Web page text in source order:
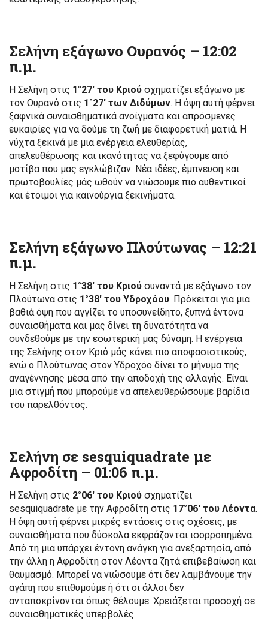
Σελήνη εξάγωνο Ουρανός – 12:02
π.μ.
Η Σελήνη στις 1°27′ του Κριού σχηματίζει εξάγωνο με
τον Ουρανό στις 1°27′ των Διδύμων. Η όψη αυτή φέρνει
ξαφνικά συναισθηματικά ανοίγματα και απρόσμενες
ευκαιρίες για να δούμε τη ζωή με διαφορετική ματιά. Η
νύχτα ξεκινά με μια ενέργεια ελευθερίας,
απελευθέρωσης και ικανότητας να ξεφύγουμε από
μοτίβα που μας εγκλώβιζαν. Νέα ιδέες, έμπνευση και
πρωτοβουλίες μάς ωθούν να νιώσουμε πιο αυθεντικοί
και έτοιμοι για καινούργια ξεκινήματα.
Σελήνη εξάγωνο Πλούτωνας – 12:21
π.μ.
Η Σελήνη στις 1°38′ του Κριού συναντά με εξάγωνο τον
Πλούτωνα στις 1°38′ του Υδροχόου. Πρόκειται για μια
βαθιά όψη που αγγίζει το υποσυνείδητο, ξυπνά έντονα
συναισθήματα και μας δίνει τη δυνατότητα να
συνδεθούμε με την εσωτερική μας δύναμη. Η ενέργεια
της Σελήνης στον Κριό μάς κάνει πιο αποφασιστικούς,
ενώ ο Πλούτωνας στον Υδροχόο δίνει το μήνυμα της
αναγέννησης μέσα από την αποδοχή της αλλαγής. Είναι
μια στιγμή που μπορούμε να απελευθερώσουμε βαρίδια
του παρελθόντος.
Σελήνη σε sesquiquadrate με
Αφροδίτη – 01:06 π.μ.
Η Σελήνη στις 2°06′ του Κριού σχηματίζει
sesquiquadrate με την Αφροδίτη στις 17°06′ του Λέοντα.
Η όψη αυτή φέρνει μικρές εντάσεις στις σχέσεις, με
συναισθήματα που δύσκολα εκφράζονται ισορροπημένα.
Από τη μια υπάρχει έντονη ανάγκη για ανεξαρτησία, από
την άλλη η Αφροδίτη στον Λέοντα ζητά επιβεβαίωση και
θαυμασμό. Μπορεί να νιώσουμε ότι δεν λαμβάνουμε την
αγάπη που επιθυμούμε ή ότι οι άλλοι δεν
ανταποκρίνονται όπως θέλουμε. Χρειάζεται προσοχή σε
συναισθηματικές υπερβολές.